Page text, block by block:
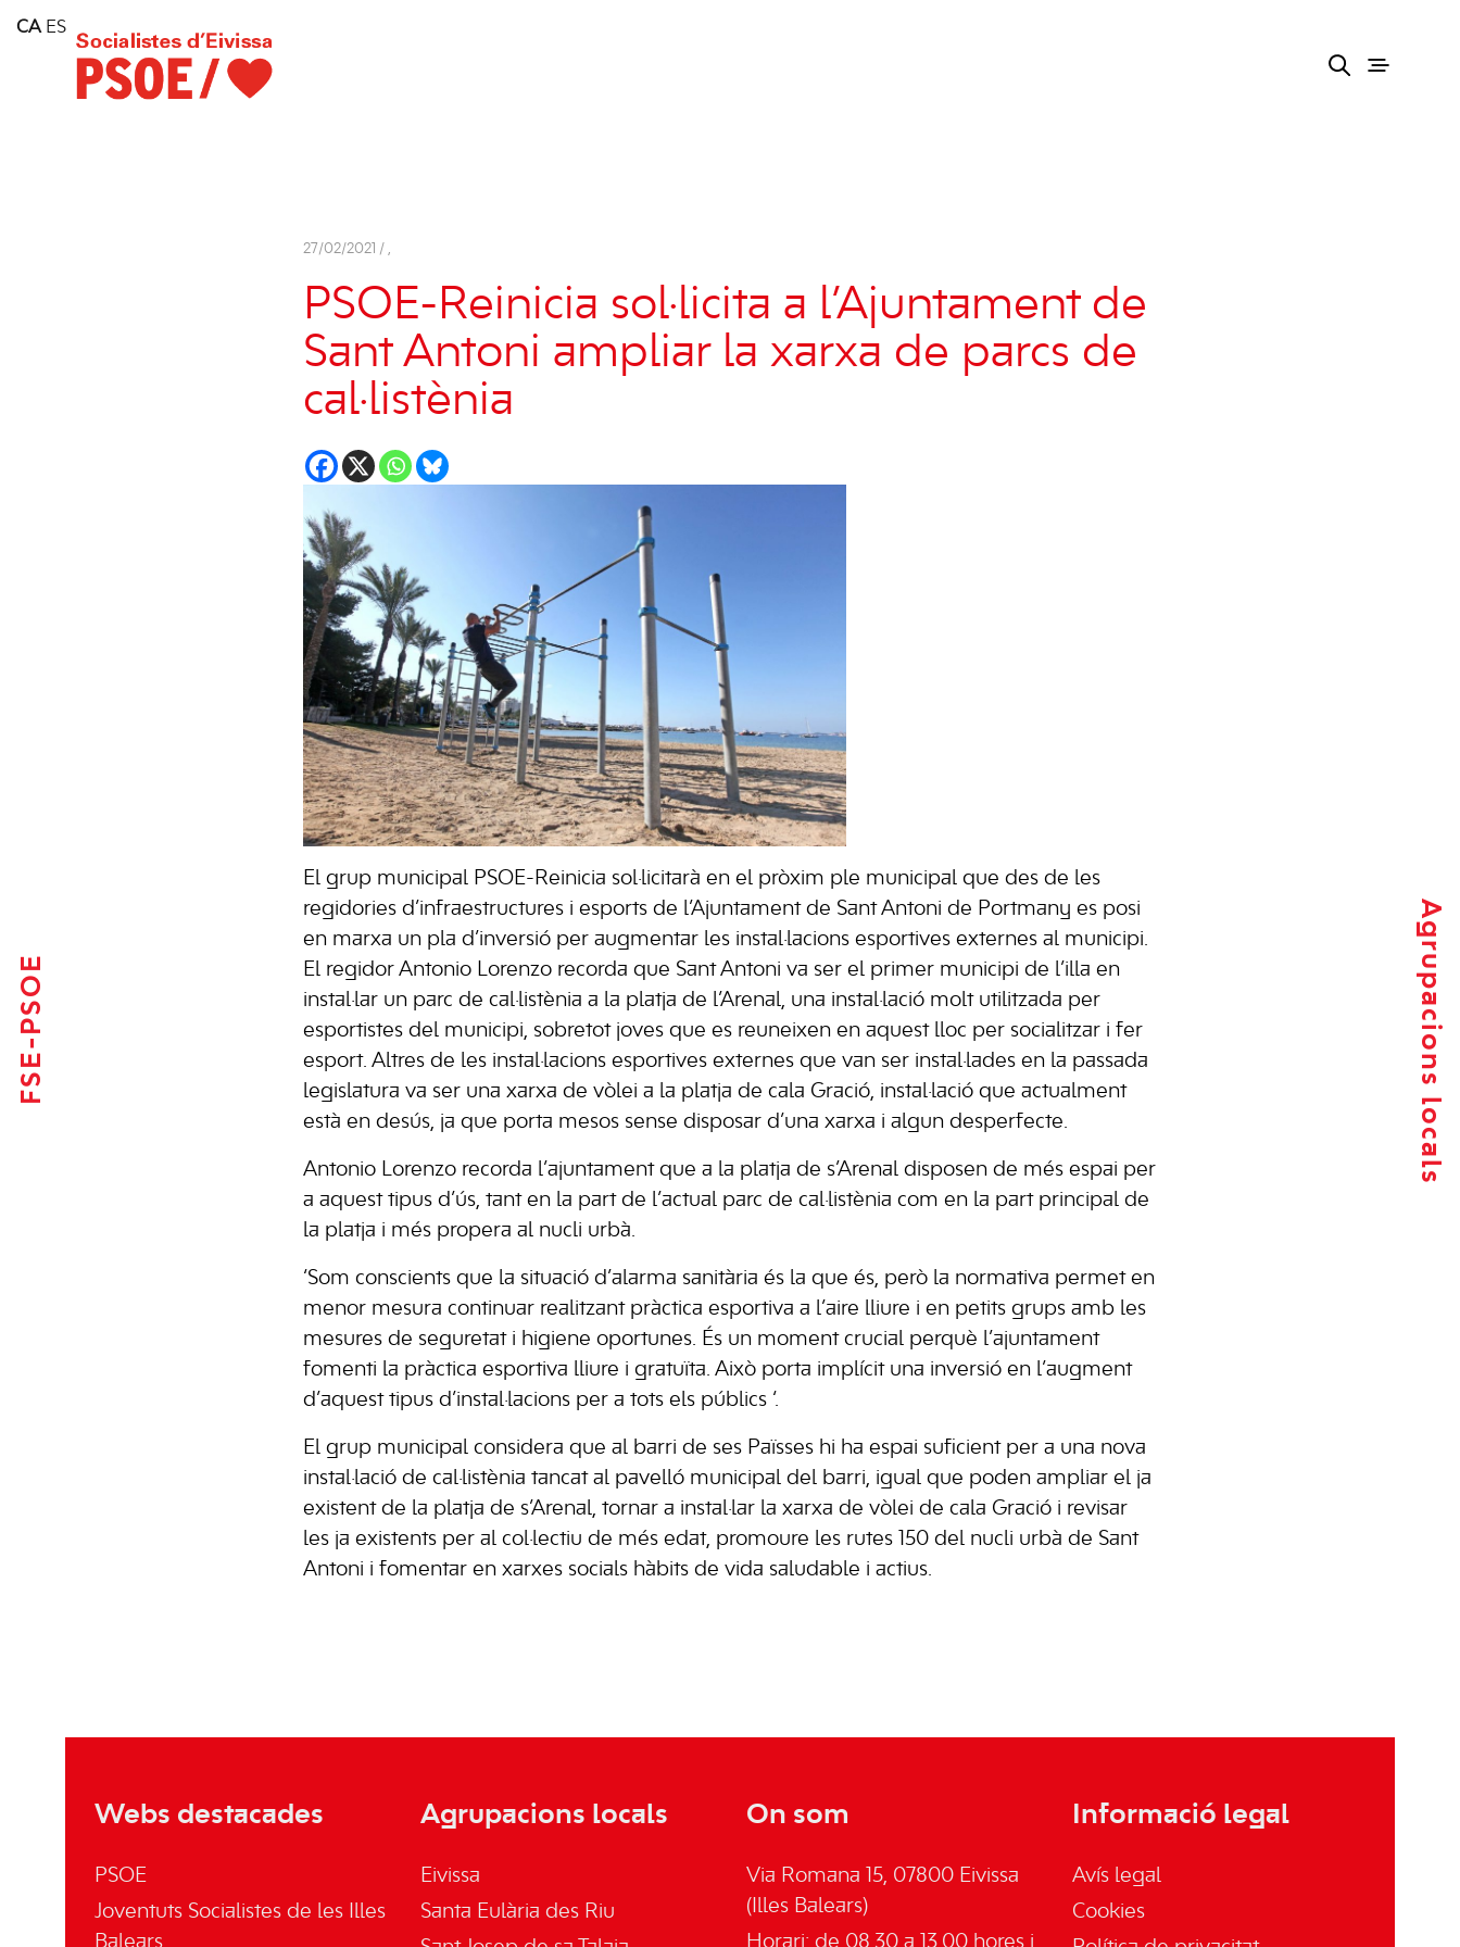
Consell Insular d'Eivissa
Services
FSE-PSOE Agrupacions locals
27/02/2021 / ,
PSOE-Reinicia sol·licita a l’Ajuntament de
Sant Antoni ampliar la xarxa de parcs de
cal·listènia
El grup municipal PSOE-Reinicia sol·licitarà en el pròxim ple municipal que des de les
regidories d’infraestructures i esports de l’Ajuntament de Sant Antoni de Portmany es posi
en marxa un pla d’inversió per augmentar les instal·lacions esportives externes al municipi.
El regidor Antonio Lorenzo recorda que Sant Antoni va ser el primer municipi de l’illa en
instal·lar un parc de cal·listènia a la platja de l’Arenal, una instal·lació molt utilitzada per
esportistes del municipi, sobretot joves que es reuneixen en aquest lloc per socialitzar i fer
esport. Altres de les instal·lacions esportives externes que van ser instal·lades en la passada
legislatura va ser una xarxa de vòlei a la platja de cala Gració, instal·lació que actualment
està en desús, ja que porta mesos sense disposar d’una xarxa i algun desperfecte.
Antonio Lorenzo recorda l’ajuntament que a la platja de s’Arenal disposen de més espai per
a aquest tipus d’ús, tant en la part de l’actual parc de cal·listènia com en la part principal de
la platja i més propera al nucli urbà.
‘Som conscients que la situació d’alarma sanitària és la que és, però la normativa permet en
menor mesura continuar realitzant pràctica esportiva a l’aire lliure i en petits grups amb les
mesures de seguretat i higiene oportunes. És un moment crucial perquè l’ajuntament
fomenti la pràctica esportiva lliure i gratuïta. Això porta implícit una inversió en l’augment
d’aquest tipus d’instal·lacions per a tots els públics ‘.
El grup municipal considera que al barri de ses Païsses hi ha espai suficient per a una nova
instal·lació de cal·listènia tancat al pavelló municipal del barri, igual que poden ampliar el ja
existent de la platja de s’Arenal, tornar a instal·lar la xarxa de vòlei de cala Gració i revisar
les ja existents per al col·lectiu de més edat, promoure les rutes 150 del nucli urbà de Sant
Antoni i fomentar en xarxes socials hàbits de vida saludable i actius.
Webs destacades
PSOE
Joventuts Socialistes de les Illes
Balears
Agrupacions locals
Eivissa
Santa Eulària des Riu
On som
Via Romana 15, 07800 Eivissa
(Illes Balears)
Horari: de 08.30 a 13.00 hores i
Informació legal
Avís legal
Cookies
CA ES